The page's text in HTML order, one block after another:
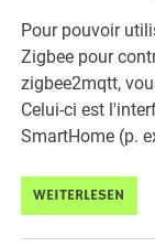
Pour pouvoir
Zigbee pour
zigbee2mqtt,
Celui-ci est
SmartHome (p.
WEITERLESEN